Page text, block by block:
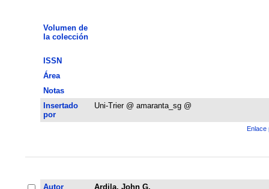
Volumen de
la colección
ISSN
Área
Notas
Insertado
por
Uni-Trier @ amaranta_sg @
Enlace
Autor
Ardila, John G.